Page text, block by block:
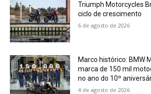
Triumph Motorcycles
ciclo de crescimento
6 de agosto de 2026
Marco histórico: BMW
marca de 150 mil
no ano do 10º
4 de agosto de 2026